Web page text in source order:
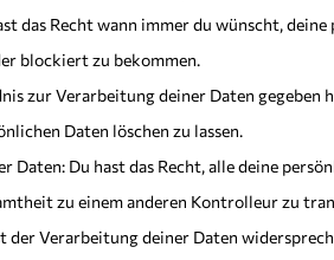
das Recht wann immer du wünscht, deine
blockiert zu bekommen.
zur Verarbeitung deiner Daten gegeben
Daten löschen zu lassen.
Daten: Du hast das Recht, alle deine
zu einem anderen Kontrolleur zu
Verarbeitung deiner Daten